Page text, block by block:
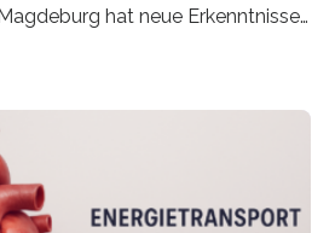
hat neue Erkenntnisse
In ihrer aktuellen Studie,
Forschenden, dass Mini-Tumore
und Patienten –
– genutzt werden können, um
Medikamente am besten